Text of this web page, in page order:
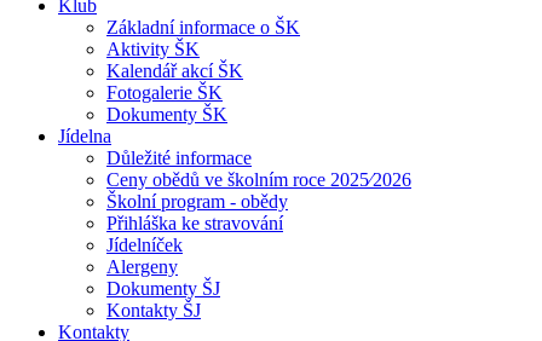
Klub
Základní informace o ŠK
Aktivity ŠK
Kalendář akcí ŠK
Fotogalerie ŠK
Dokumenty ŠK
Jídelna
Důležité informace
Ceny obědů ve školním roce 2025⁄2026
Školní program - obědy
Přihláška ke stravování
Jídelníček
Alergeny
Dokumenty ŠJ
Kontakty ŠJ
Kontakty